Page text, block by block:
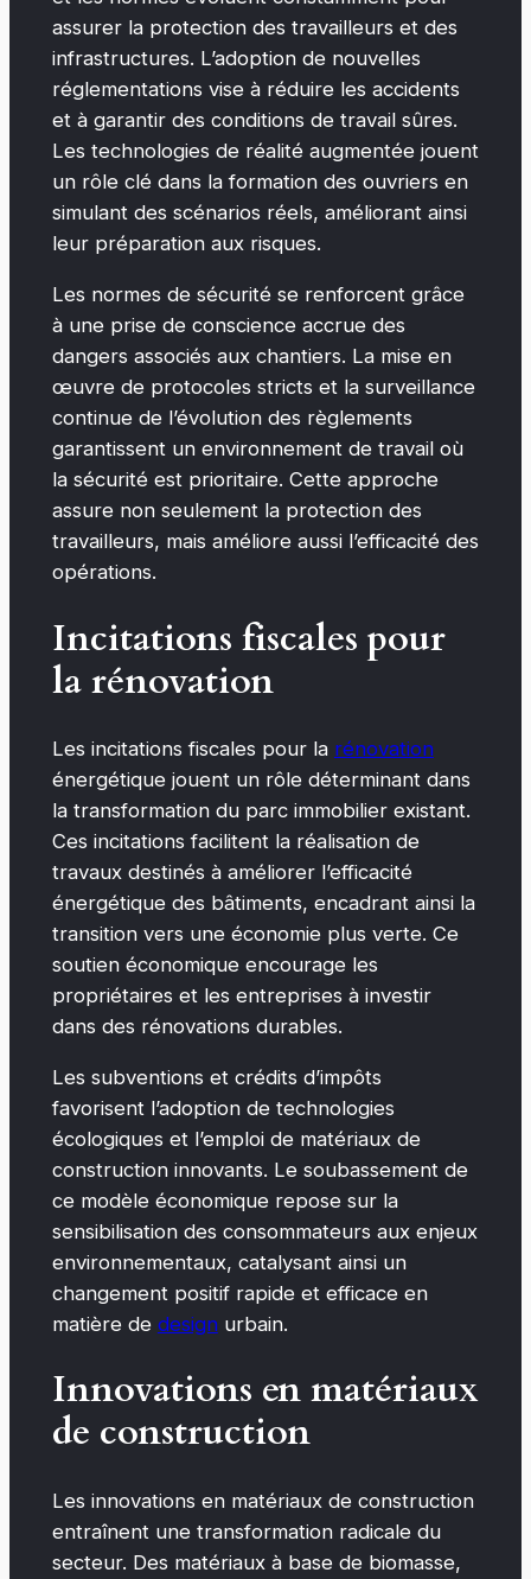
assurer la protection des travailleurs et des
infrastructures. L’adoption de nouvelles
réglementations vise à réduire les accidents
et à garantir des conditions de travail sûres.
Les technologies de réalité augmentée jouent
un rôle clé dans la formation des ouvriers en
simulant des scénarios réels, améliorant ainsi
leur préparation aux risques.
Les normes de sécurité se renforcent grâce
à une prise de conscience accrue des
dangers associés aux chantiers. La mise en
œuvre de protocoles stricts et la surveillance
continue de l’évolution des règlements
garantissent un environnement de travail où
la sécurité est prioritaire. Cette approche
assure non seulement la protection des
travailleurs, mais améliore aussi l’efficacité des
opérations.
Incitations fiscales pour
la rénovation
Les incitations fiscales pour la rénovation
énergétique jouent un rôle déterminant dans
la transformation du parc immobilier existant.
Ces incitations facilitent la réalisation de
travaux destinés à améliorer l’efficacité
énergétique des bâtiments, encadrant ainsi la
transition vers une économie plus verte. Ce
soutien économique encourage les
propriétaires et les entreprises à investir
dans des rénovations durables.
Les subventions et crédits d’impôts
favorisent l’adoption de technologies
écologiques et l’emploi de matériaux de
construction innovants. Le soubassement de
ce modèle économique repose sur la
sensibilisation des consommateurs aux enjeux
environnementaux, catalysant ainsi un
changement positif rapide et efficace en
matière de designurbain.
Innovations en matériaux
de construction
Les innovations en matériaux de construction
entraînent une transformation radicale du
secteur. Des matériaux à base de biomasse,